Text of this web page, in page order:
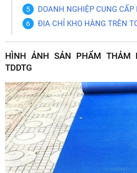
DOANH NGHIỆP CUNG CẤP
ĐỊA CHỈ KHO HÀNG TRÊN
HÌNH ẢNH SẢN PHẨM THẢM
TDDTG